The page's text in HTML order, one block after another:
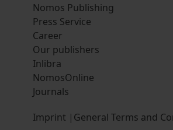
Nomos Publishing
Press Service
Career
Our publishers
Inlibra
NomosOnline
Journals
Imprint | General Terms and